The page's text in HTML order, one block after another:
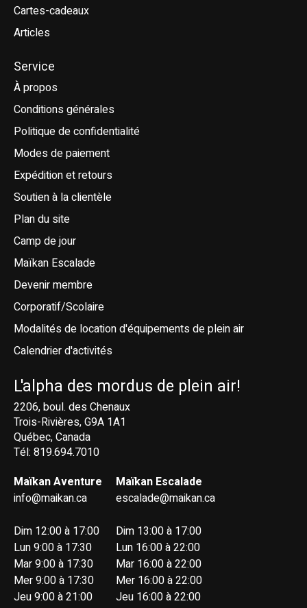
Cartes-cadeaux
Articles
Service
À propos
Conditions générales
Politique de confidentialité
Modes de paiement
Expédition et retours
Soutien à la clientèle
Plan du site
Camp de jour
Maïkan Escalade
Devenir membre
Corporatif/Scolaire
Modalités de location d'équipements de plein air
Calendrier d'activités
L'alpha des mordus de plein air!
2206, boul. des Chenaux
Trois-Rivières, G9A 1A1
Québec, Canada
Tél: 819.694.7010
Maïkan Aventure
info@maikan.ca
Dim 12:00 à 17:00
Lun 9:00 à 17:30
Mar 9:00 à 17:30
Mer 9:00 à 17:30
Jeu 9:00 à 21:00
Maïkan Escalade
escalade@maikan.ca
Dim 13:00 à 17:00
Lun 16:00 à 22:00
Mar 16:00 à 22:00
Mer 16:00 à 22:00
Jeu 16:00 à 22:00